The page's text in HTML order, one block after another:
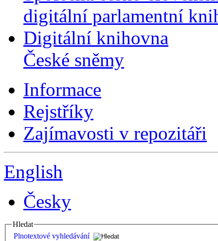
digitální parlamentní
Digitální knihovna
České sněmy
Informace
Rejstříky
Zajímavosti v repozitáři
English
Česky
Hledat
Plnotextové vyhledávání